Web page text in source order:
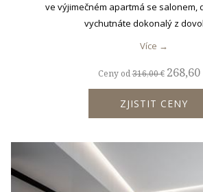
ve výjimečném apartmá se salonem,
vychutnáte dokonalý z
Více
Ceny od316,00 € 268,60
ZJISTIT CENY